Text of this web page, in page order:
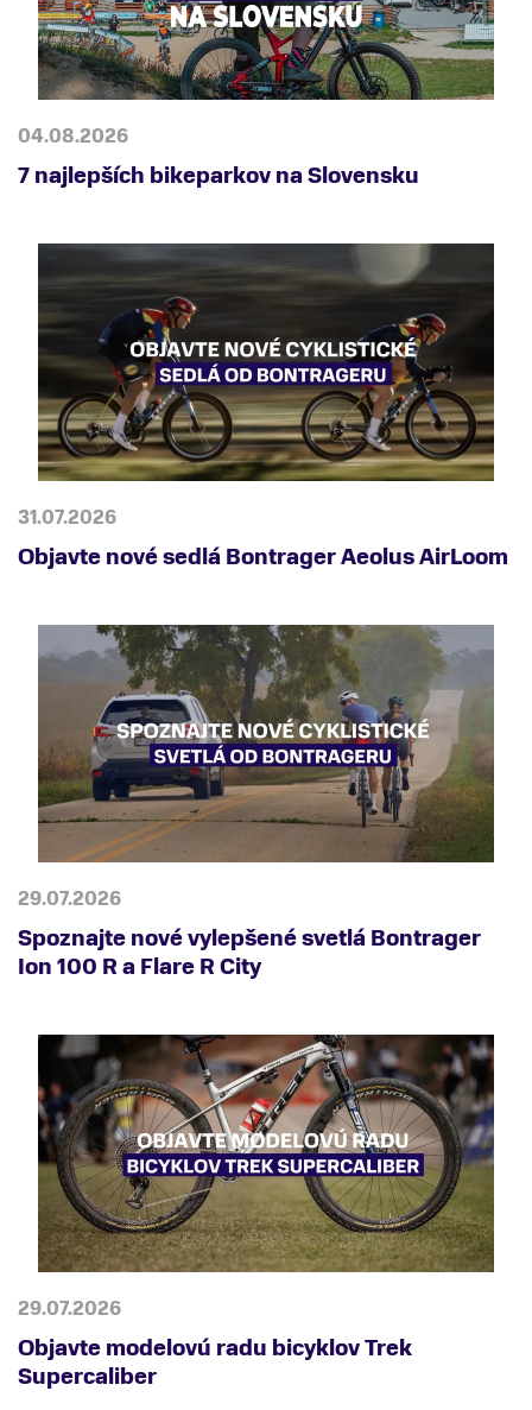
04.08.2026
7 najlepších bikeparkov na Slovensku
31.07.2026
Objavte nové sedlá Bontrager Aeolus AirLoom
29.07.2026
Spoznajte nové vylepšené svetlá Bontrager
Ion 100 R a Flare R City
29.07.2026
Objavte modelovú radu bicyklov Trek
Supercaliber